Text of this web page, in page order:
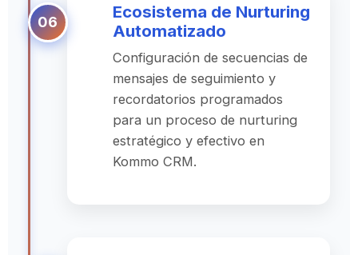
Ecosistema de Nurturing
Automatizado
Configuración de secuencias de
mensajes de seguimiento y
recordatorios programados
para un proceso de nurturing
estratégico y efectivo en
Kommo CRM.